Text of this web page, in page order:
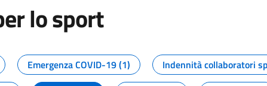
lo sport
dal Dipartimento per lo
Emergenza COVID-19 (1) Indennità collaboratori